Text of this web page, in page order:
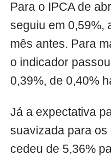
Para o IPCA de
seguiu em 0,59%,
mês antes. Para
o indicador
0,39%, de 0,40%
Já a expectativa
suavizada para
cedeu de 5,36%